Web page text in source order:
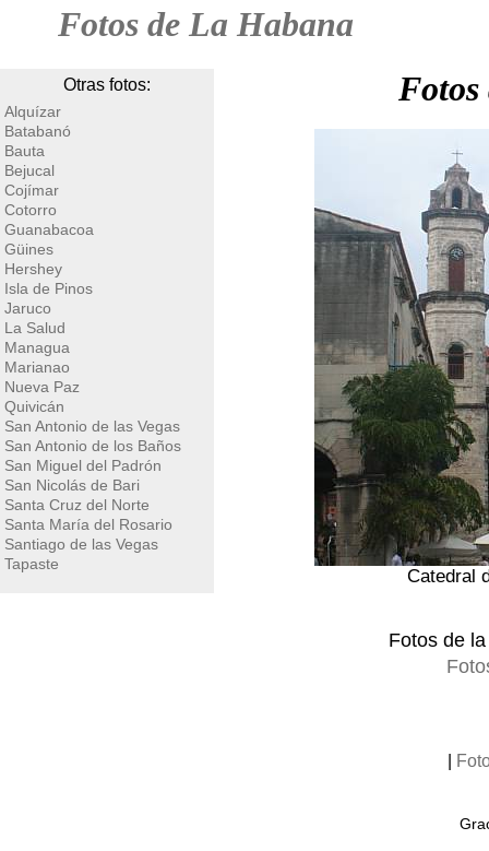
Fotos de La Habana
Otras fotos:
Alquízar
Batabanó
Bauta
Bejucal
Cojímar
Cotorro
Guanabacoa
Güines
Hershey
Isla de Pinos
Jaruco
La Salud
Managua
Marianao
Nueva Paz
Quivicán
San Antonio de las Vegas
San Antonio de los Baños
San Miguel del Padrón
San Nicolás de Bari
Santa Cruz del Norte
Santa María del Rosario
Santiago de las Vegas
Tapaste
Fotos
Catedral
Fotos de